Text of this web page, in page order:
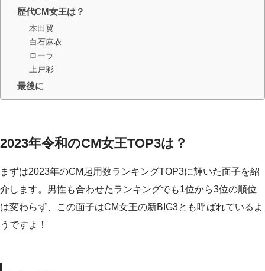
歴代CM女王は？
本田翼
白石麻衣
ローラ
上戸彩
最後に
2023年令和のCM女王TOP3は？
まずは2023年のCM起用数ランキングTOP3に輝いた面子を紹
介します。男性も合わせたランキングでも1位から3位の順位
は変わらず、この面子はCM女王の新BIG3とも呼ばれているよ
うですよ！